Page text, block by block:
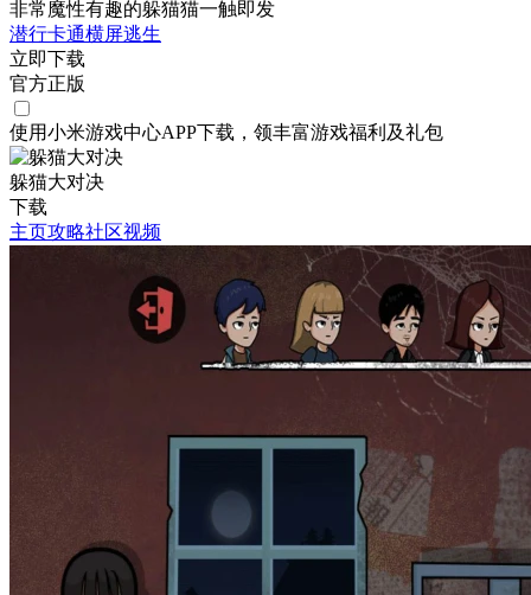
非常魔性有趣的躲猫猫一触即发
潜行卡通横屏逃生
立即下载
官方正版
使用小米游戏中心APP下载 ，领丰富游戏福利 及礼包
躲猫大对决
下载
主页攻略社区视频